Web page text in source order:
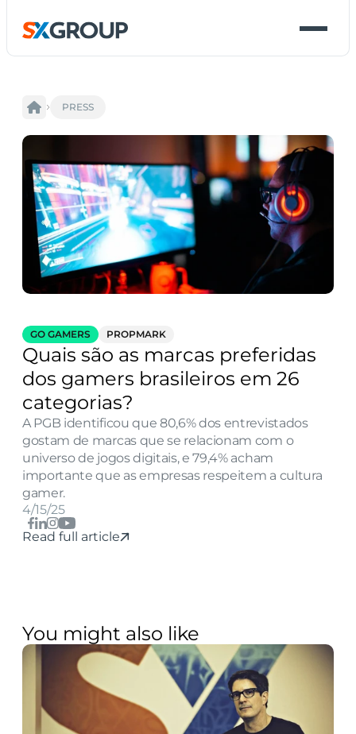
PRESS
GO GAMERS PROPMARK
Quais são as marcas preferidas
dos gamers brasileiros em 26
categorias?
A PGB identificou que 80,6% dos entrevistados
gostam de marcas que se relacionam com o
universo de jogos digitais, e 79,4% acham
importante que as empresas respeitem a cultura
gamer.
4/15/25
Read full article
You might also like